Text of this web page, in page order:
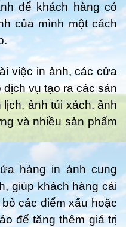
để khách hàng có
của mình một cách
việc in ảnh, các cửa
vụ tạo ra các sản
ảnh túi xách, ảnh
và nhiều sản phẩm
hàng in ảnh cung
giúp khách hàng cải
các điểm xấu hoặc
để tăng thêm giá trị